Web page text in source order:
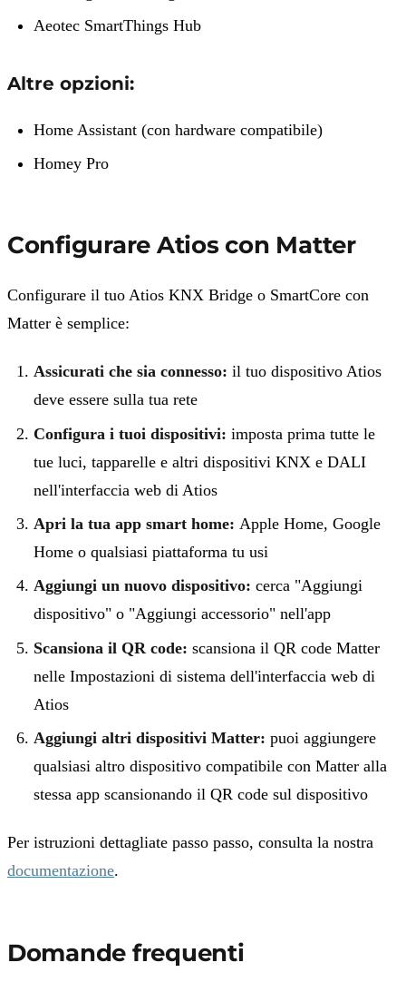
Aeotec SmartThings Hub
Altre opzioni:
Home Assistant (con hardware compatibile)
Homey Pro
Configurare Atios con Matter
Configurare il tuo Atios KNX Bridge o SmartCore con
Matter è semplice:
Assicurati che sia connesso: il tuo dispositivo Atios
deve essere sulla tua rete
Configura i tuoi dispositivi: imposta prima tutte le
tue luci, tapparelle e altri dispositivi KNX e DALI
nell'interfaccia web di Atios
Apri la tua app smart home: Apple Home, Google
Home o qualsiasi piattaforma tu usi
Aggiungi un nuovo dispositivo: cerca "Aggiungi
dispositivo" o "Aggiungi accessorio" nell'app
Scansiona il QR code: scansiona il QR code Matter
nelle Impostazioni di sistema dell'interfaccia web di
Atios
Aggiungi altri dispositivi Matter: puoi aggiungere
qualsiasi altro dispositivo compatibile con Matter alla
stessa app scansionando il QR code sul dispositivo
Per istruzioni dettagliate passo passo, consulta la nostra
documentazione.
Domande frequenti